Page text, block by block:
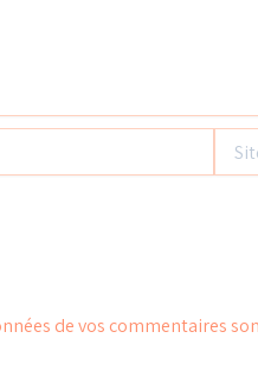
de vos commentaires